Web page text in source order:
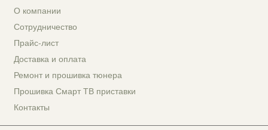
О компании
Сотрудничество
Прайс-лист
Доставка и оплата
Ремонт и прошивка тюнера
Прошивка Смарт ТВ приставки
Контакты